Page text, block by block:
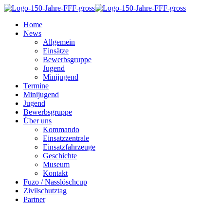
Home
News
Allgemein
Einsätze
Bewerbsgruppe
Jugend
Minijugend
Termine
Minijugend
Jugend
Bewerbsgruppe
Über uns
Kommando
Einsatzzentrale
Einsatzfahrzeuge
Geschichte
Museum
Kontakt
Fuzo / Nasslöschcup
Zivilschutztag
Partner